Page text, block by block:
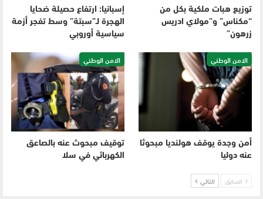
توزيع هبات ملكية بكل من
“مكناس” و”مولاي ادريس
زرهون”
إسبانيا: ارتفاع حصيلة ضحايا
الهجرة لـ”سبتة” وسط تفجر أزمة
سياسية أوروبي
الامن الوطني
أمن وجدة يوقف هولنديا مبحوثا
عنه دوليا
الامن الوطني
توقيف مبحوث عنه بالصاعق
الكهربائي في سلا
السابق التالي